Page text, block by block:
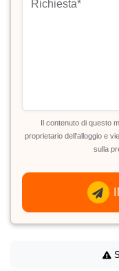
Il contenuto di questo
proprietario dell'alloggio e
sulla